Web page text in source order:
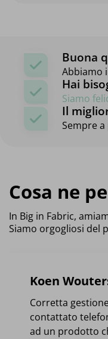
Buona
Abbiamo
Hai
Siamo
Il
Sempre
Cosa ne
In Big in Fabric,
Siamo orgogliosi del
Koen
Corretta
contattato
ad un prodotto